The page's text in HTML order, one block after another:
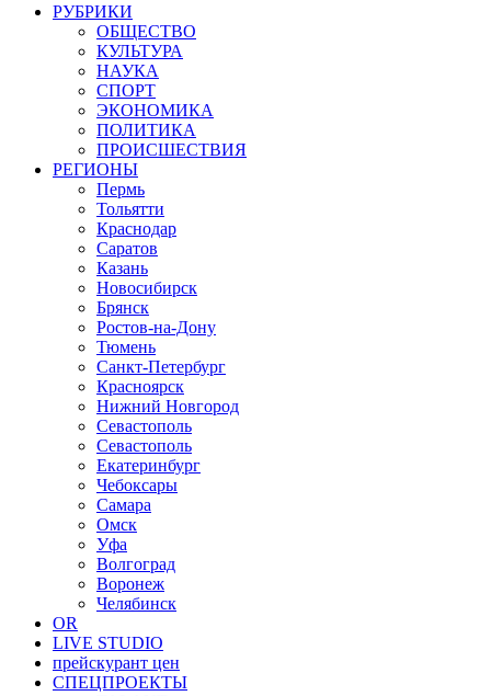
РУБРИКИ
ОБЩЕСТВО
КУЛЬТУРА
НАУКА
СПОРТ
ЭКОНОМИКА
ПОЛИТИКА
ПРОИСШЕСТВИЯ
РЕГИОНЫ
Пермь
Тольятти
Краснодар
Саратов
Казань
Новосибирск
Брянск
Ростов-на-Дону
Тюмень
Санкт-Петербург
Красноярск
Нижний Новгород
Севастополь
Севастополь
Екатеринбург
Чебоксары
Самара
Омск
Уфа
Волгоград
Воронеж
Челябинск
OR
LIVE STUDIO
прейскурант цен
СПЕЦПРОЕКТЫ